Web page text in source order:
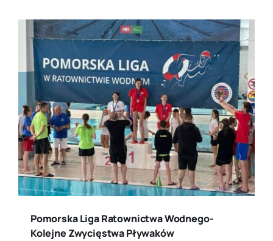
Pomorska Liga Ratownictwa Wodnego-
Kolejne Zwycięstwa Pływaków